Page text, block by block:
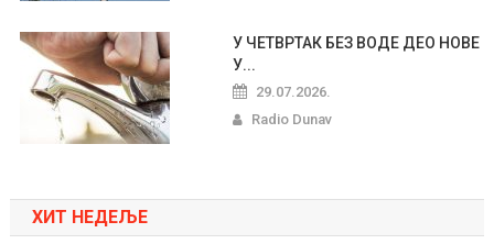
У ЧЕТВРТАК БЕЗ ВОДЕ ДЕО НОВЕ
У...
29.07.2026.
Radio Dunav
ХИТ НЕДЕЉЕ